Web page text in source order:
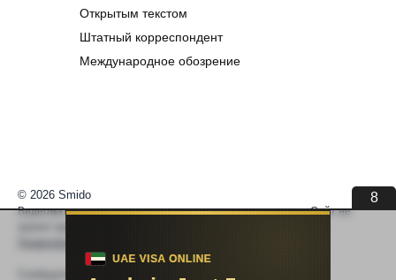
Открытым текстом
Штатный корреспондент
Международное обозрение
8
© 2026 Smido
Видеоматериалы встраиваются из открытых источников. Сайт не
Видео не работает